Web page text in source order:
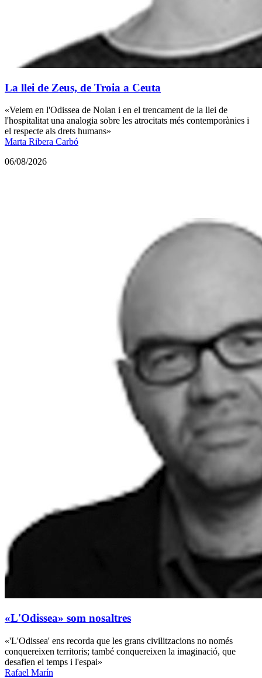
La llei de Zeus, de Troia a Ceuta
«Veiem en l'Odissea de Nolan i en el trencament de la llei de
l'hospitalitat una analogia sobre les atrocitats més contemporànies i
el respecte als drets humans»
Marta Ribera Carbó
06/08/2026
«L'Odissea» som nosaltres
«'L'Odissea' ens recorda que les grans civilitzacions no només
conquereixen territoris; també conquereixen la imaginació, que
desafien el temps i l'espai»
Rafael Marín